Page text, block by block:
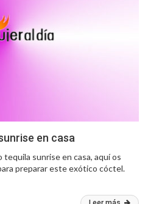
en casa
sunrise en casa, aquí os
preparar este exótico cóctel.